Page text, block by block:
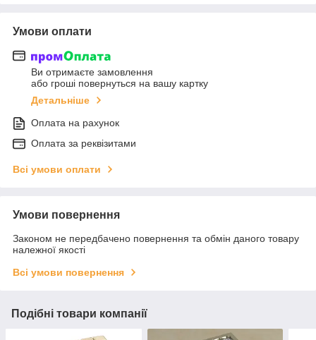
Умови оплати
Ви отримаєте замовлення
або гроші повернуться на вашу картку
Детальніше
Оплата на рахунок
Оплата за реквізитами
Всі умови оплати
Умови повернення
Законом не передбачено повернення та обмін даного товару
належної якості
Всі умови повернення
Подібні товари компанії